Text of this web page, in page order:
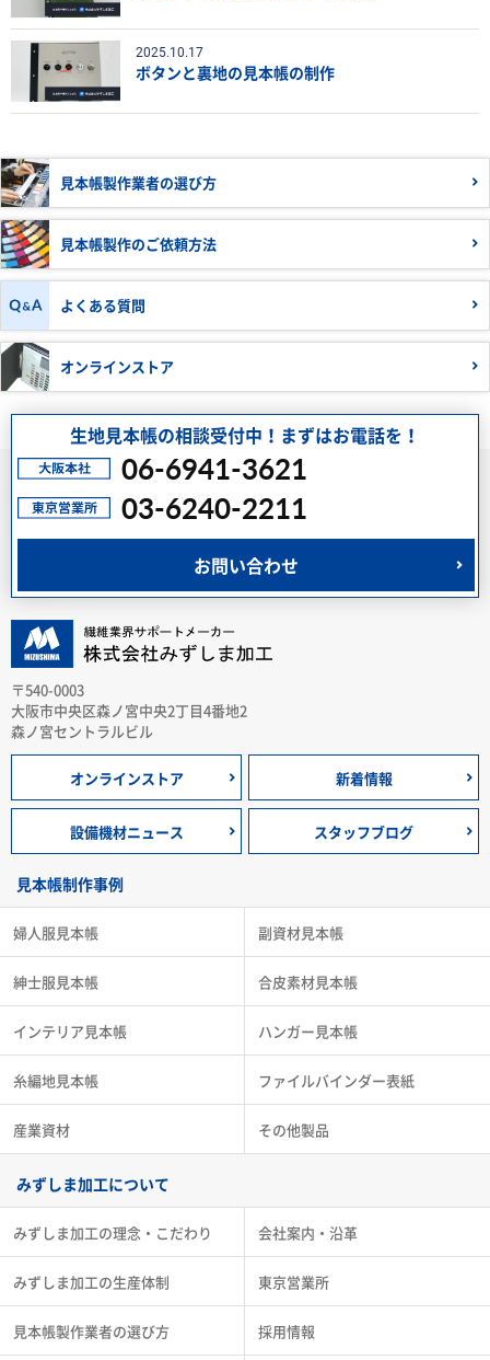
2025.10.17
ボタンと裏地の見本帳の制作
見本帳製作業者の選び方
見本帳製作のご依頼方法
よくある質問
オンラインストア
生地見本帳の相談受付中！まずはお電話を！
06-6941-3621
03-6240-2211
お問い合わせ
〒540-0003
大阪市中央区森ノ宮中央2丁目4番地2
森ノ宮セントラルビル
オンラインストア 新着情報
設備機材ニュース スタッフブログ
見本帳制作事例
婦人服見本帳
紳士服見本帳
インテリア見本帳
糸編地見本帳
産業資材
副資材見本帳
合皮素材見本帳
ハンガー見本帳
ファイルバインダー表紙
その他製品
みずしま加工について
みずしま加工の理念・こだわり
みずしま加工の生産体制
見本帳製作業者の選び方
会社案内・沿革
東京営業所
採用情報